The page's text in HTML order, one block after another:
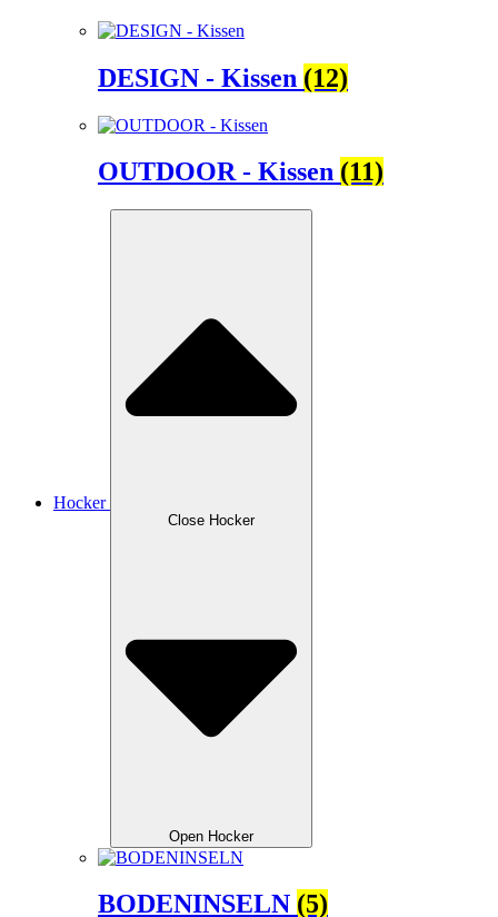
DESIGN - Kissen (12)
OUTDOOR - Kissen (11)
Hocker
Close Hocker
Open Hocker
BODENINSELN (5)